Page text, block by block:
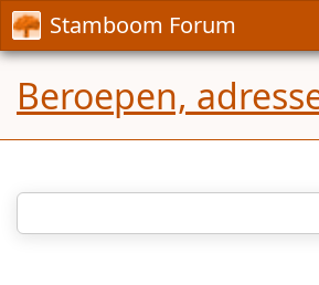
Stamboom Forum
Beroepen,